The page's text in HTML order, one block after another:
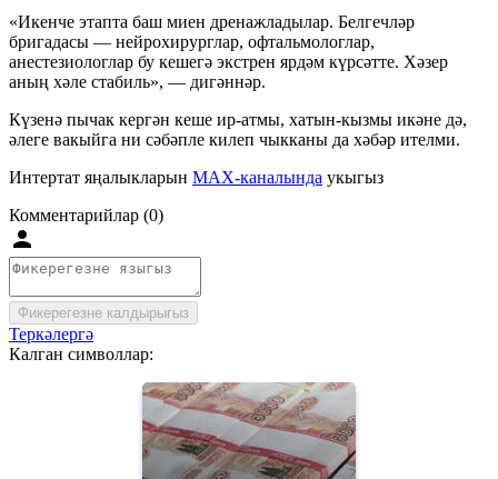
«Икенче этапта баш миен дренажладылар. Белгечләр
бригадасы — нейрохирурглар, офтальмологлар,
анестезиологлар бу кешегә экстрен ярдәм күрсәтте. Хәзер
аның хәле стабиль», — дигәннәр.
Күзенә пычак кергән кеше ир-атмы, хатын-кызмы икәне дә,
әлеге вакыйга ни сәбәпле килеп чыкканы да хәбәр ителми.
Интертат яңалыкларын MAX-каналында укыгыз
Комментарийлар (0)
Фикерегезне калдырыгыз
Теркәлергә
Калган символлар: